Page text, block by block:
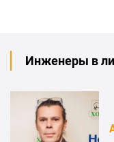
Инженеры в